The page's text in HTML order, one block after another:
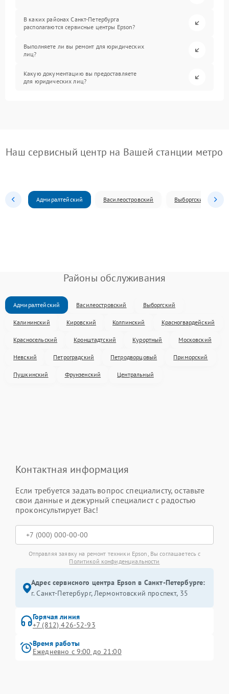
В каких районах Санкт-Петербурга
располагаются сервисные центры Epson?
Выполняете ли вы ремонт для юридических
лиц?
Какую документацию вы предоставляете
для юридических лиц?
Наш сервисный центр на Вашей станции метро
Адмиралтейский Василеостровский Выборгский
Районы обслуживания
Адмиралтейский Василеостровский Выборгский
Калининский Кировский Колпинский Красногвардейский
Красносельский Кронштадтский Курортный Московский
Невский Петроградский Петродворцовый Приморский
Пушкинский Фрунзенский Центральный
Контактная информация
Если требуется задать вопрос специалисту, оставьте
свои данные и дежурный специалист с радостью
проконсультирует Вас!
Отправляя заявку на ремонт техники Epson, Вы соглашаетесь с
Политикой конфиденциальности
Адрес сервисного центра Epson в Санкт-Петербурге:
г. Санкт-Петербург, Лермонтовский проспект, 35
Горячая линия
+7 (812) 426-52-93
Время работы
Ежедневно с 9:00 до 21:00